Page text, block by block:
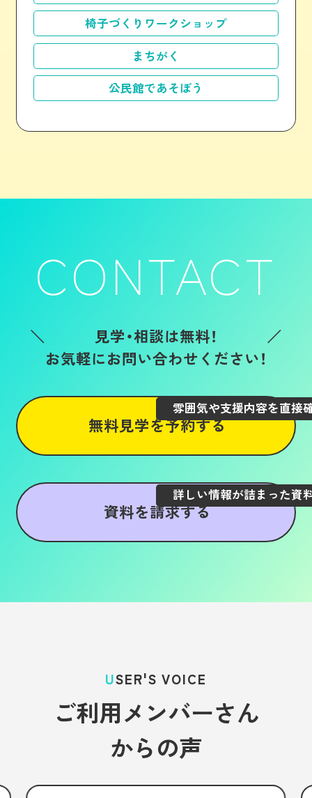
椅子づくりワークショップ
まちがく
公民館であそぼう
CONTACT
見学・相談は無料！
お気軽にお問い合わせください！
雰囲気や支援内容を直接
無料見学を予約する
詳しい情報が詰まった資
資料を請求する
USER'S VOICE
ご利用メンバーさん
からの声